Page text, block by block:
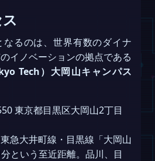
なるのは、世界有数のダイナ
イノベーションの拠点である
Tech）大岡山キャンパス
東京都目黒区大岡山2丁目
急大井町線・目黒線「大岡山
という至近距離。品川、目